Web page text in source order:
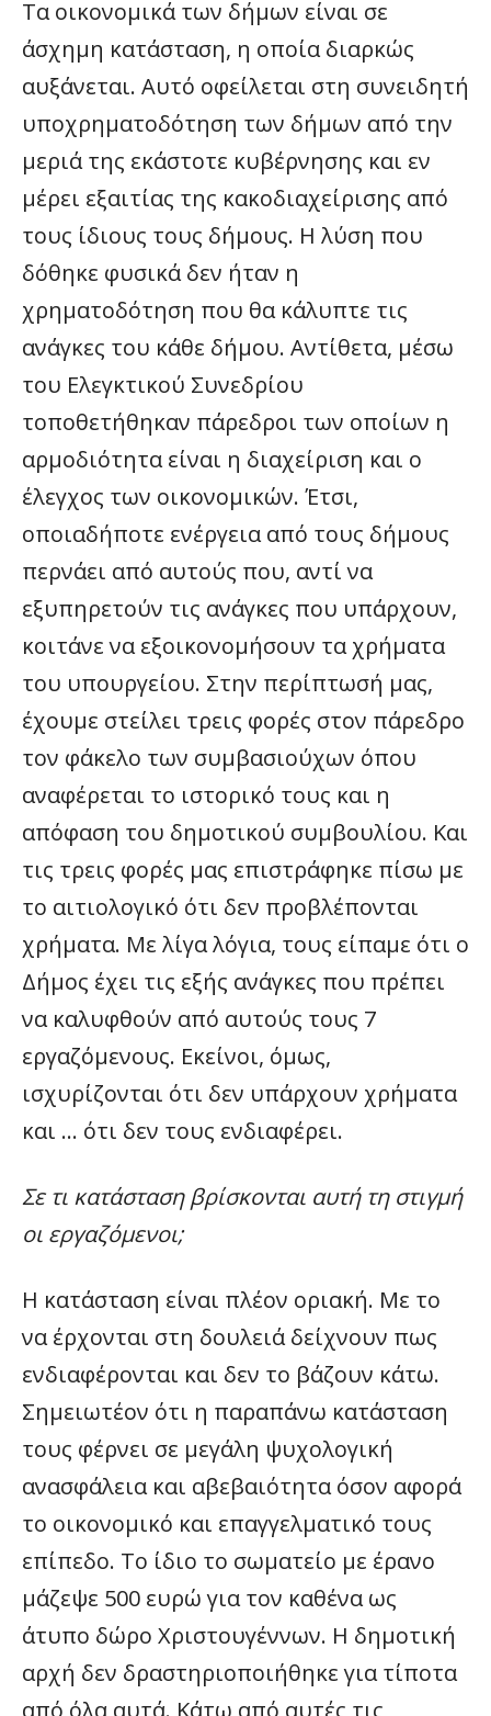
Τα οικονομικά των δήμων είναι σε
άσχημη κατάσταση, η οποία διαρκώς
αυξάνεται. Αυτό οφείλεται στη συνειδητή
υποχρηματοδότηση των δήμων από την
μεριά της εκάστοτε κυβέρνησης και εν
μέρει εξαιτίας της κακοδιαχείρισης από
τους ίδιους τους δήμους. Η λύση που
δόθηκε φυσικά δεν ήταν η
χρηματοδότηση που θα κάλυπτε τις
ανάγκες του κάθε δήμου. Αντίθετα, μέσω
του Ελεγκτικού Συνεδρίου
τοποθετήθηκαν πάρεδροι των οποίων η
αρμοδιότητα είναι η διαχείριση και ο
έλεγχος των οικονομικών. Έτσι,
οποιαδήποτε ενέργεια από τους δήμους
περνάει από αυτούς που, αντί να
εξυπηρετούν τις ανάγκες που υπάρχουν,
κοιτάνε να εξοικονομήσουν τα χρήματα
του υπουργείου. Στην περίπτωσή μας,
έχουμε στείλει τρεις φορές στον πάρεδρο
τον φάκελο των συμβασιούχων όπου
αναφέρεται το ιστορικό τους και η
απόφαση του δημοτικού συμβουλίου. Και
τις τρεις φορές μας επιστράφηκε πίσω με
το αιτιολογικό ότι δεν προβλέπονται
χρήματα. Με λίγα λόγια, τους είπαμε ότι ο
Δήμος έχει τις εξής ανάγκες που πρέπει
να καλυφθούν από αυτούς τους 7
εργαζόμενους. Εκείνοι, όμως,
ισχυρίζονται ότι δεν υπάρχουν χρήματα
και … ότι δεν τους ενδιαφέρει.
Σε τι κατάσταση βρίσκονται αυτή τη στιγμή
οι εργαζόμενοι;
Η κατάσταση είναι πλέον οριακή. Με το
να έρχονται στη δουλειά δείχνουν πως
ενδιαφέρονται και δεν το βάζουν κάτω.
Σημειωτέον ότι η παραπάνω κατάσταση
τους φέρνει σε μεγάλη ψυχολογική
ανασφάλεια και αβεβαιότητα όσον αφορά
το οικονομικό και επαγγελματικό τους
επίπεδο. Το ίδιο το σωματείο με έρανο
μάζεψε 500 ευρώ για τον καθένα ως
άτυπο δώρο Χριστουγέννων. Η δημοτική
αρχή δεν δραστηριοποιήθηκε για τίποτα
από όλα αυτά. Κάτω από αυτές τις